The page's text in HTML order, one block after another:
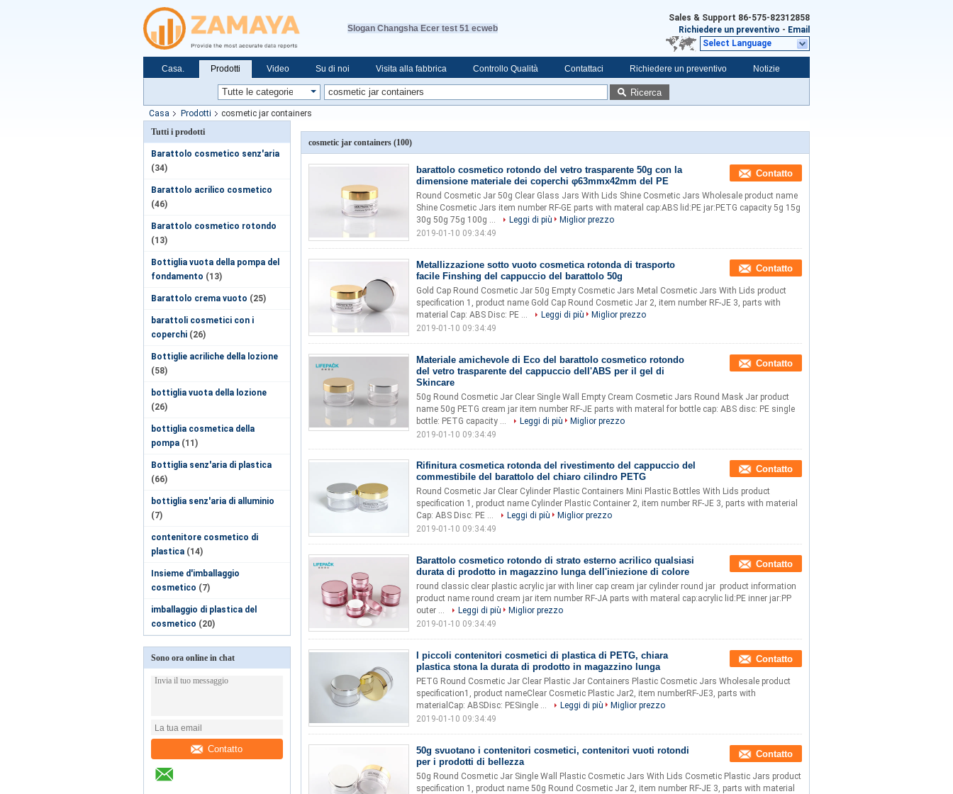
Slogan Changsha Ecer test 51 ecweb
Sales & Support 86-575-82312858
Richiedere un preventivo - Email
Select Language
Casa. Prodotti Video Su di noi Visita alla fabbrica Controllo Qualità Contattaci Richiedere un preventivo Notizie
Ricerca
Casa Prodotti
cosmetic jar containers
Tutti i prodotti
Barattolo cosmetico senz'aria
(34)
Barattolo acrilico cosmetico
(46)
Barattolo cosmetico rotondo
(13)
Bottiglia vuota della pompa del
fondamento (13)
Barattolo crema vuoto (25)
barattoli cosmetici con i
coperchi (26)
Bottiglie acriliche della lozione
(58)
bottiglia vuota della lozione
(26)
bottiglia cosmetica della
pompa (11)
Bottiglia senz'aria di plastica
(66)
bottiglia senz'aria di alluminio
(7)
contenitore cosmetico di
plastica (14)
Insieme d'imballaggio
cosmetico (7)
imballaggio di plastica del
cosmetico (20)
Sono ora online in chat
Contatto
cosmetic jar containers (100)
barattolo cosmetico rotondo del vetro trasparente 50g con la
dimensione materiale dei coperchi φ63mmx42mm del PE
Contatto
Round Cosmetic Jar 50g Clear Glass Jars With Lids Shine Cosmetic Jars Wholesale product name
Shine Cosmetic Jars item number RF-GE parts with materal cap:ABS lid:PE jar:PETG capacity 5g 15g
30g 50g 75g 100g ...
Leggi di più
Miglior prezzo
2019-01-10 09:34:49
Metallizzazione sotto vuoto cosmetica rotonda di trasporto
facile Finshing del cappuccio del barattolo 50g
Contatto
Gold Cap Round Cosmetic Jar 50g Empty Cosmetic Jars Metal Cosmetic Jars With Lids product
specification 1, product name Gold Cap Round Cosmetic Jar 2, item number RF-JE 3, parts with
material Cap: ABS Disc: PE ...
Leggi di più
Miglior prezzo
2019-01-10 09:34:49
Materiale amichevole di Eco del barattolo cosmetico rotondo
del vetro trasparente del cappuccio dell'ABS per il gel di
Skincare
Contatto
50g Round Cosmetic Jar Clear Single Wall Empty Cream Cosmetic Jars Round Mask Jar product
name 50g PETG cream jar item number RF-JE parts with materal for bottle cap: ABS disc: PE single
bottle: PETG capacity ...
Leggi di più
Miglior prezzo
2019-01-10 09:34:49
Rifinitura cosmetica rotonda del rivestimento del cappuccio del
commestibile del barattolo del chiaro cilindro PETG
Contatto
Round Cosmetic Jar Clear Cylinder Plastic Containers Mini Plastic Bottles With Lids product
specification 1, product name Cylinder Plastic Container 2, item number RF-JE 3, parts with material
Cap: ABS Disc: PE ...
Leggi di più
Miglior prezzo
2019-01-10 09:34:49
Barattolo cosmetico rotondo di strato esterno acrilico qualsiasi
durata di prodotto in magazzino lunga dell'iniezione di colore
Contatto
round classic clear plastic acrylic jar with liner cap cream jar cylinder round jar ​ product information
product name round cream jar item number RF-JA parts with materal cap:acrylic lid:PE inner jar:PP
outer ...
Leggi di più
Miglior prezzo
2019-01-10 09:34:49
I piccoli contenitori cosmetici di plastica di PETG, chiara
plastica stona la durata di prodotto in magazzino lunga
Contatto
PETG Round Cosmetic Jar Clear Plastic Jar Containers Plastic Cosmetic Jars Wholesale product
specification1, product nameClear Cosmetic Plastic Jar2, item numberRF-JE3, parts with
materialCap: ABSDisc: PESingle ...
Leggi di più
Miglior prezzo
2019-01-10 09:34:49
50g svuotano i contenitori cosmetici, contenitori vuoti rotondi
per i prodotti di bellezza
Contatto
50g Round Cosmetic Jar Single Wall Plastic Cosmetic Jars With Lids Cosmetic Plastic Jars product
specification 1, product name 50g Round Cosmetic Jar 2, item number RF-JE 3, parts with material